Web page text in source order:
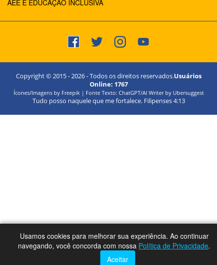
AEE E EDUCAÇÃO INCLUSIVA
Copyright © 2015 -2026- Todos os direitos reservados.Usuários
Online: 1767
Ícones/Imagens by Freepik | Fonte Texto: ChatGPT/AI Writer by Ubersuggest
Tudo posso naquele que me fortalece. Filipenses 4:13
Usamos cookies para melhorar sua experiência. Ao continuar
navegando, você concorda com nossa Política de Privacidade.
Aceitar